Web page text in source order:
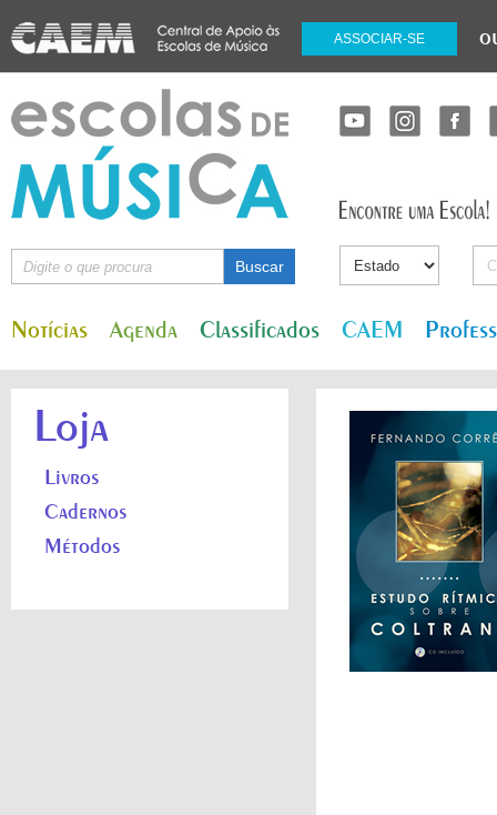
ASSOCIAR-SE
Notícias Agenda Classificados CAEM
Loja
Livros
Cadernos
Métodos